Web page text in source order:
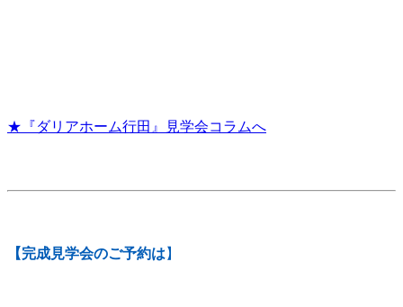
★『ダリアホーム行田』見学会コラムへ
【完成見学会のご予約は 】